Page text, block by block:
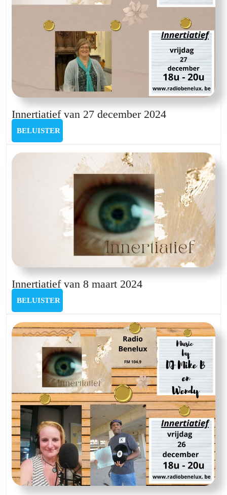
Innertiatief van 27 december 2024Innertiatief
december
2024
BELUISTER
Innertiatief van 8 maart 2024Innertiatief
maart
2024
BELUISTER